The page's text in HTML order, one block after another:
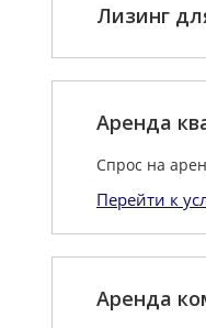
Лизинг
Аренда
Спрос на
Перейти к
Аренда